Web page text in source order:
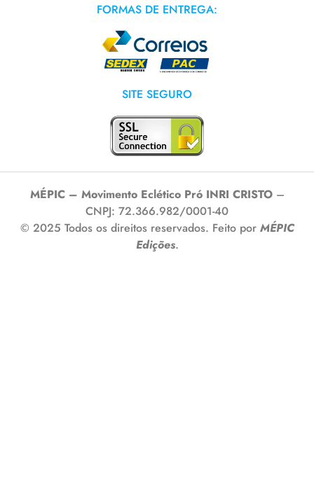
FORMAS DE ENTREGA:
SITE SEGURO
MÉPIC – Movimento Eclético Pró INRI CRISTO–
CNPJ: 72.366.982/0001-40
© 2025 Todos os direitos reservados. Feito por MÉPIC
Edições.